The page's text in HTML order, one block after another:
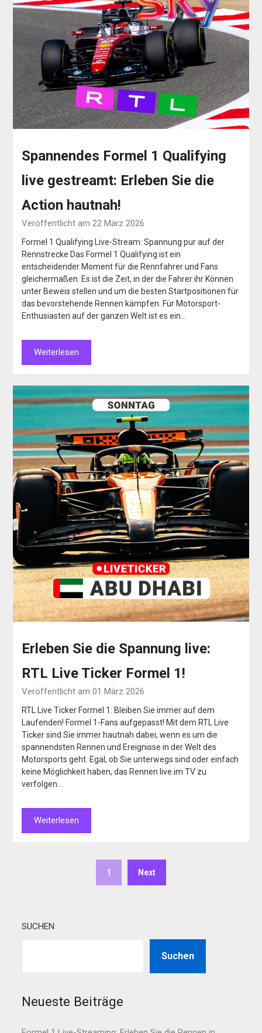
Spannendes Formel 1 Qualifying
live gestreamt: Erleben Sie die
Action hautnah!
Veröffentlicht am 22 März 2026
Formel 1 Qualifying Live-Stream: Spannung pur auf der
Rennstrecke Das Formel 1 Qualifying ist ein
entscheidender Moment für die Rennfahrer und Fans
gleichermaßen. Es ist die Zeit, in der die Fahrer ihr Können
unter Beweis stellen und um die besten Startpositionen für
das bevorstehende Rennen kämpfen. Für Motorsport-
Enthusiasten auf der ganzen Welt ist es ein…
Weiterlesen
Erleben Sie die Spannung live:
RTL Live Ticker Formel 1!
Veröffentlicht am 01 März 2026
RTL Live Ticker Formel 1: Bleiben Sie immer auf dem
Laufenden! Formel 1-Fans aufgepasst! Mit dem RTL Live
Ticker sind Sie immer hautnah dabei, wenn es um die
spannendsten Rennen und Ereignisse in der Welt des
Motorsports geht. Egal, ob Sie unterwegs sind oder einfach
keine Möglichkeit haben, das Rennen live im TV zu
verfolgen…
Weiterlesen
1 Next
SUCHEN
Suchen
Neueste Beiträge